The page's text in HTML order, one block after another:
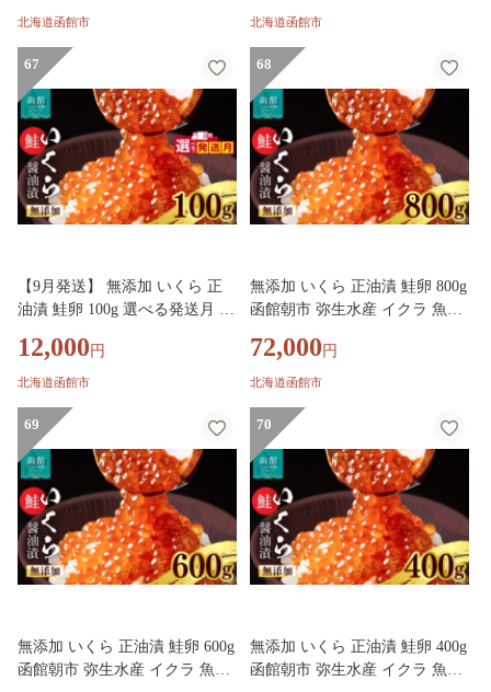
贅沢 使い切りサイズ おにぎり
ふるさと グルメ お取り寄せ 送
料無料_HD032-067-09
北海道函館市
贅沢 使い切りサイズ おにぎり
ふるさと グルメ お取り寄せ 送
料無料_HD032-066-09
北海道函館市
67
【9月発送】 無添加 いくら 正
油漬 鮭卵 100g 選べる発送月 函
鮮 いくら丼 パスタ 海の宝石 食
感 贅沢 使い切りサイズ おにぎ
館 ふるさと グルメ お取り寄せ
送料無料_HD032-065-09
12,000 円
北海道函館市
68
無添加 いくら 正油漬 鮭卵 800g
函館朝市 弥生水産 イクラ 魚卵
食感 贅沢 使い切りサイズ おに
ぎり 巻きずし カナッペ 北海道
せ 送料無料_HD032-069
72,000 円
北海道函館市
69
無添加 いくら 正油漬 鮭卵 600g
函館朝市 弥生水産 イクラ 魚卵
70
無添加 いくら 正油漬 鮭卵 400g
函館朝市 弥生水産 イクラ 魚卵